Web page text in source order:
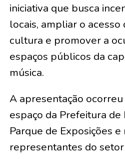
iniciativa que busca
locais, ampliar o
cultura e promover a
espaços públicos da
música.
A apresentação
espaço da Prefeitura de
Parque de Exposições
representantes do